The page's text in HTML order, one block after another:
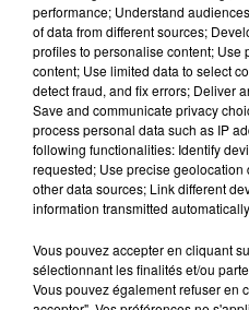
Alors que les dates de
s'est avéré être plus
l'inspection du Travail
les conditions de...
TITRES DIFFUSÉS
4h33
4h33
performance; Understand
of data from different sources;
profiles to personalise content; Use
content; Use limited data to select
detect fraud, and fix errors; Deliver
Save and communicate privacy
process personal data such as IP
following functionalities: Identify
requested; Use precise
other data sources; Link different
information transmitted
Vous pouvez accepter en cliquant
sélectionnant les finalités et/ou
Vous pouvez également refuser en